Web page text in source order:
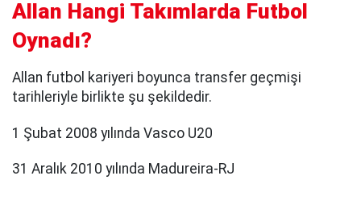
Allan Hangi Takımlarda Futbol
Oynadı?
Allan futbol kariyeri boyunca transfer geçmişi
tarihleriyle birlikte şu şekildedir.
1 Şubat 2008 yılında Vasco U20
31 Aralık 2010 yılında Madureira-RJ